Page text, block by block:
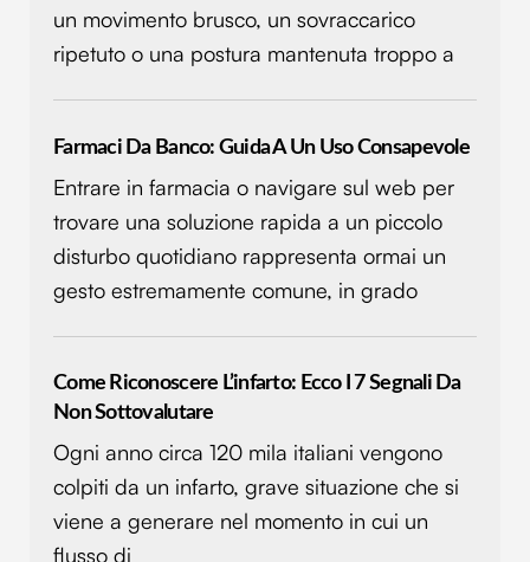
un movimento brusco, un sovraccarico
ripetuto o una postura mantenuta troppo a
Farmaci Da Banco: Guida A Un Uso Consapevole
Entrare in farmacia o navigare sul web per
trovare una soluzione rapida a un piccolo
disturbo quotidiano rappresenta ormai un
gesto estremamente comune, in grado
Come Riconoscere L’infarto: Ecco I 7 Segnali Da
Non Sottovalutare
Ogni anno circa 120 mila italiani vengono
colpiti da un infarto, grave situazione che si
viene a generare nel momento in cui un
flusso di